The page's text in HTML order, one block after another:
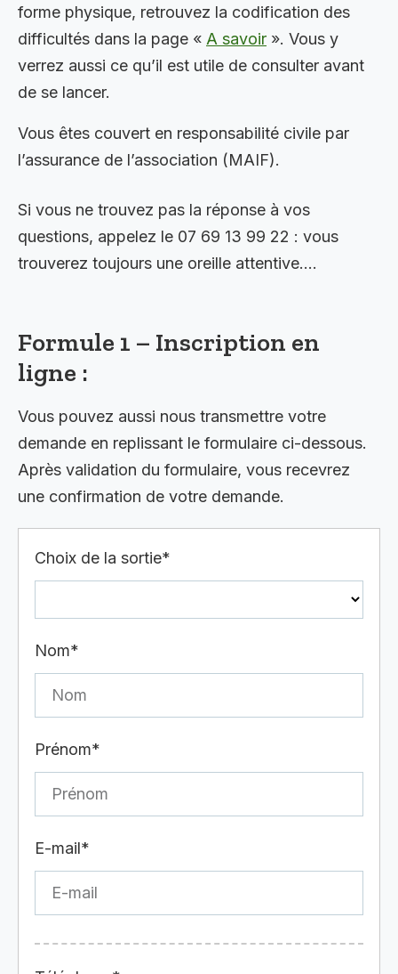
forme physique, retrouvez la codification des
difficultés dans la page « A savoir ». Vous y
verrez aussi ce qu’il est utile de consulter avant
de se lancer.
Vous êtes couvert en responsabilité civile par
l’assurance de l’association (MAIF).
Si vous ne trouvez pas la réponse à vos
questions, appelez le 07 69 13 99 22 : vous
trouverez toujours une oreille attentive….
Formule 1 – Inscription en
ligne :
Vous pouvez aussi nous transmettre votre
demande en replissant le formulaire ci-dessous.
Après validation du formulaire, vous recevrez
une confirmation de votre demande.
Choix de la sortie*
Nom*
Prénom*
E-mail*